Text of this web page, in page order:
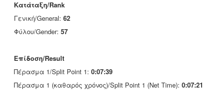
Κατάταξη/Rank
Γενική/General: 62
Φύλου/Gender: 57
Επίδοση/Result
Πέρασμα 1/Split Point 1: 0:07:39
Πέρασμα 1 (καθαρός χρόνος)/Split Point 1 (Net Time): 0:07:21